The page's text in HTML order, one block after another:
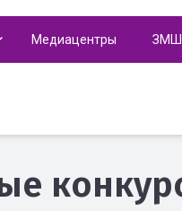
Медиацентры ЗМШ